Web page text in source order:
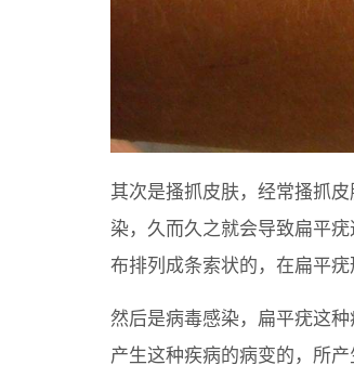
其次是搔抓皮肤，经常搔抓
染，久而久之就会导致扁平
布排列成条索状的，在扁平
然后是病毒感染，扁平疣这
产生这种疾病的病变的，所